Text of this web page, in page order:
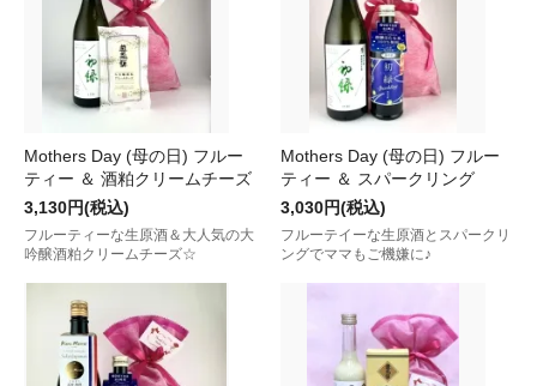
Mothers Day (母の日) フルー
ティー ＆ 酒粕クリームチーズ
3,130円(税込)
フルーティーな生原酒＆大人気の大
吟醸酒粕クリームチーズ☆
Mothers Day (母の日) フルー
ティー ＆ スパークリング
3,030円(税込)
フルーテイーな生原酒とスパークリ
ングでママもご機嫌に♪